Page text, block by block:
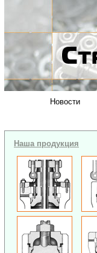
Новости
Наша продукция